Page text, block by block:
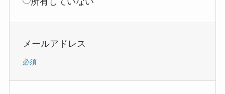
メールアドレス
必須